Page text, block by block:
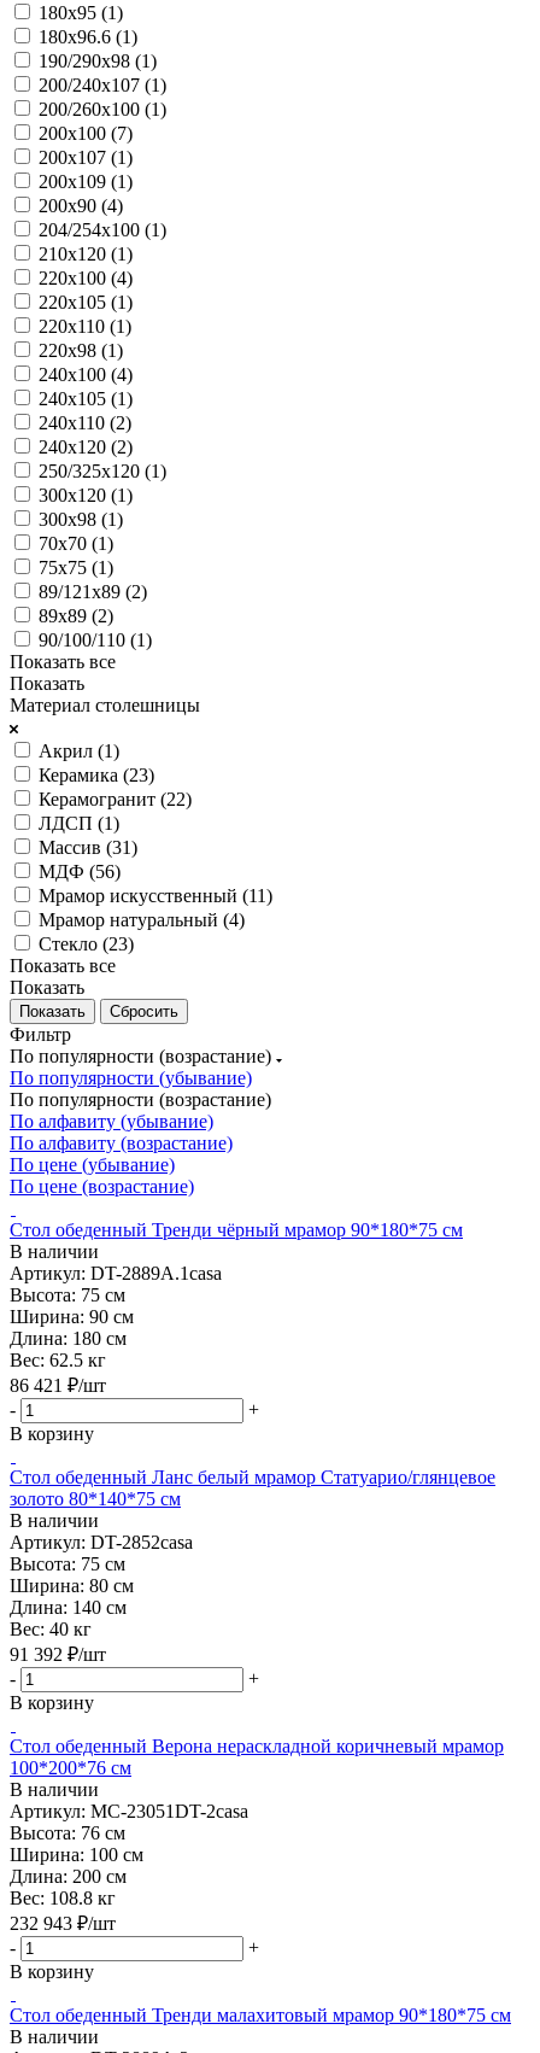
180х95 (1)
180х96.6 (1)
190/290х98 (1)
200/240х107 (1)
200/260х100 (1)
200х100 (7)
200х107 (1)
200х109 (1)
200х90 (4)
204/254х100 (1)
210х120 (1)
220х100 (4)
220х105 (1)
220х110 (1)
220х98 (1)
240х100 (4)
240х105 (1)
240х110 (2)
240х120 (2)
250/325х120 (1)
300х120 (1)
300х98 (1)
70х70 (1)
75х75 (1)
89/121х89 (2)
89х89 (2)
90/100/110 (1)
Показать все
Показать
Материал столешницы
Акрил (1)
Керамика (23)
Керамогранит (22)
ЛДСП (1)
Массив (31)
МДФ (56)
Мрамор искусственный (11)
Мрамор натуральный (4)
Стекло (23)
Показать все
Показать
Сбросить
Фильтр
По популярности (возрастание)
По популярности (убывание)
По популярности (возрастание)
По алфавиту (убывание)
По алфавиту (возрастание)
По цене (убывание)
По цене (возрастание)
Стол обеденный Тренди чёрный мрамор 90*180*75 см
В наличии
Артикул: DT-2889А.1casa
Высота: 75 см
Ширина: 90 см
Длина: 180 см
Вес: 62.5 кг
86 421 ₽/шт
-
+
В корзину
Стол обеденный Ланс белый мрамор Статуарио/глянцевое
золото 80*140*75 см
В наличии
Артикул: DT-2852casa
Высота: 75 см
Ширина: 80 см
Длина: 140 см
Вес: 40 кг
91 392 ₽/шт
-
+
В корзину
Стол обеденный Верона нераскладной коричневый мрамор
100*200*76 см
В наличии
Артикул: MC-23051DT-2casa
Высота: 76 см
Ширина: 100 см
Длина: 200 см
Вес: 108.8 кг
232 943 ₽/шт
-
+
В корзину
Стол обеденный Тренди малахитовый мрамор 90*180*75 см
В наличии